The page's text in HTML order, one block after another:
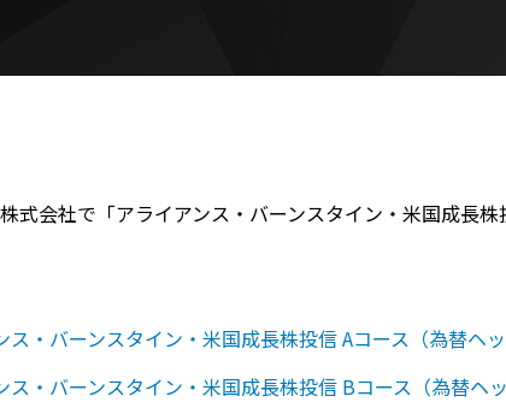
式会社で「アライアンス・バーンスタイン・米国成長
ス・バーンスタイン・米国成長株投信 Aコース（為替ヘッ
ス・バーンスタイン・米国成長株投信 Bコース（為替ヘッ